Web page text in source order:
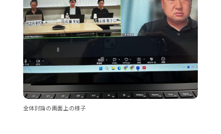
全体討論の画面上の様子